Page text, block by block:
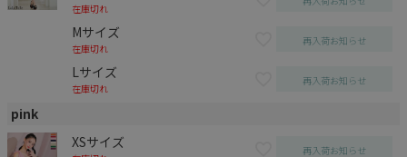
在庫切れ
Mサイズ
在庫切れ
再入荷お知らせ
Lサイズ
在庫切れ
再入荷お知らせ
pink
XSサイズ
再入荷お知らせ